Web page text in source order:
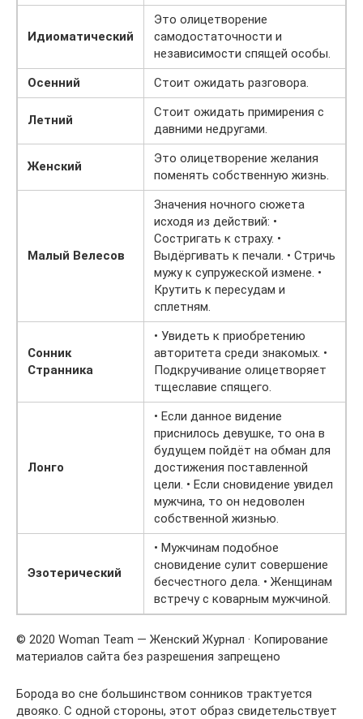
Идиоматический
Это олицетворение
самодостаточности и
независимости спящей особы.
Осенний
Стоит ожидать разговора.
Летний
Стоит ожидать примирения с
давними недругами.
Женский
Это олицетворение желания
поменять собственную жизнь.
Малый Велесов
Значения ночного сюжета
исходя из действий: •
Состригать к страху. •
Выдёргивать к печали. • Стричь
мужу к супружеской измене. •
Крутить к пересудам и
сплетням.
Сонник
Странника
• Увидеть к приобретению
авторитета среди знакомых. •
Подкручивание олицетворяет
тщеславие спящего.
Лонго
• Если данное видение
приснилось девушке, то она в
будущем пойдёт на обман для
достижения поставленной
цели. • Если сновидение увидел
мужчина, то он недоволен
собственной жизнью.
Эзотерический
• Мужчинам подобное
сновидение сулит совершение
бесчестного дела. • Женщинам
встречу с коварным мужчиной.
© 2020 Woman Team — Женский Журнал · Копирование
материалов сайта без разрешения запрещено
Борода во сне большинством сонников трактуется
двояко. С одной стороны, этот образ свидетельствует